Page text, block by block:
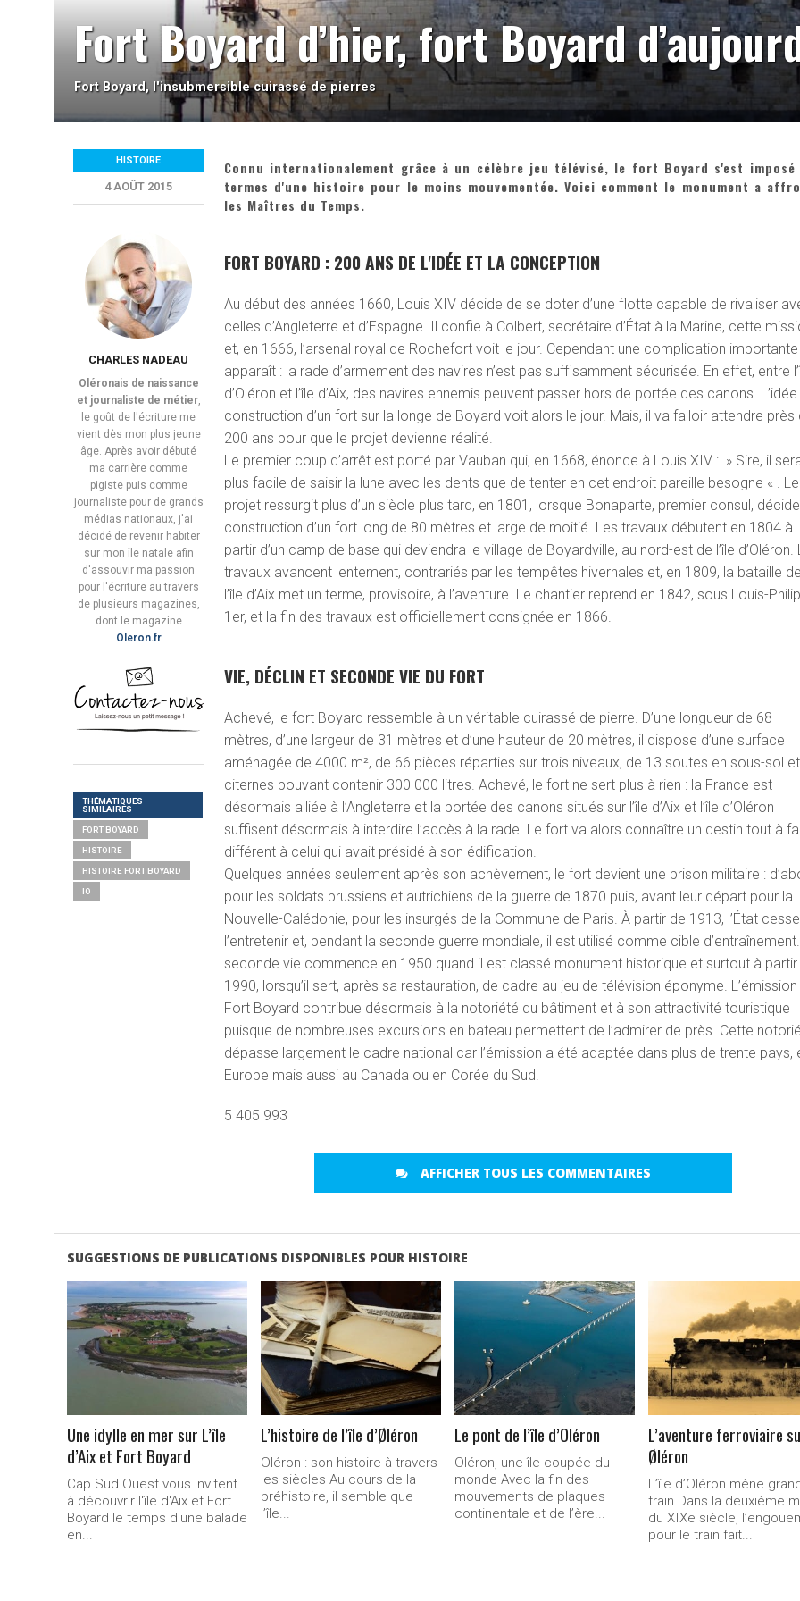
Fort Boyard d’hier, fort Boyard
Fort Boyard, l'insubmersible cuirassé de pierres
Connu internationalement grâce à un célèbre jeu télévisé, le fort Boyard s'est imposé
termes d'une histoire pour le moins mouvementée. Voici comment le monument a
les Maîtres du Temps.
FORT BOYARD : 200 ANS DE L'IDÉE ET LA CONCEPTION
Au début des années 1660, Louis XIV décide de se doter d’une flotte capable de rivaliser
celles d’Angleterre et d’Espagne. Il confie à Colbert, secrétaire d’État à la Marine, cette
et, en 1666, l’arsenal royal de Rochefort voit le jour. Cependant une complication importante
apparaît : la rade d’armement des navires n’est pas suffisamment sécurisée. En effet, entre
d’Oléron et l’île d’Aix, des navires ennemis peuvent passer hors de portée des canons.
construction d’un fort sur la longe de Boyard voit alors le jour. Mais, il va falloir attendre près
200 ans pour que le projet devienne réalité.
Le premier coup d’arrêt est porté par Vauban qui, en 1668, énonce à Louis XIV : » Sire, il
plus facile de saisir la lune avec les dents que de tenter en cet endroit pareille besogne « . Le
projet ressurgit plus d’un siècle plus tard, en 1801, lorsque Bonaparte, premier consul,
construction d’un fort long de 80 mètres et large de moitié. Les travaux débutent en 1804 à
partir d’un camp de base qui deviendra le village de Boyardville, au nord-est de l’île d’Oléron.
travaux avancent lentement, contrariés par les tempêtes hivernales et, en 1809, la bataille de
l’île d’Aix met un terme, provisoire, à l’aventure. Le chantier reprend en 1842, sous Louis-
1 er, et la fin des travaux est officiellement consignée en 1866.
VIE, DÉCLIN ET SECONDE VIE DU FORT
Achevé, le fort Boyard ressemble à un véritable cuirassé de pierre. D’une longueur de 68
mètres, d’une largeur de 31 mètres et d’une hauteur de 20 mètres, il dispose d’une surface
aménagée de 4000 m², de 66 pièces réparties sur trois niveaux, de 13 soutes en sous-sol
citernes pouvant contenir 300 000 litres. Achevé, le fort ne sert plus à rien : la France est
désormais alliée à l’Angleterre et la portée des canons situés sur l’île d’Aix et l’île d’Oléron
suffisent désormais à interdire l’accès à la rade. Le fort va alors connaître un destin tout à
différent à celui qui avait présidé à son édification.
Quelques années seulement après son achèvement, le fort devient une prison militaire :
pour les soldats prussiens et autrichiens de la guerre de 1870 puis, avant leur départ pour la
Nouvelle-Calédonie, pour les insurgés de la Commune de Paris. À partir de 1913, l’État
l’entretenir et, pendant la seconde guerre mondiale, il est utilisé comme cible
seconde vie commence en 1950 quand il est classé monument historique et surtout à partir
1990, lorsqu’il sert, après sa restauration, de cadre au jeu de télévision éponyme. L’émission
Fort Boyard contribue désormais à la notoriété du bâtiment et à son attractivité touristique
puisque de nombreuses excursions en bateau permettent de l’admirer de près. Cette
dépasse largement le cadre national car l’émission a été adaptée dans plus de trente pays,
Europe mais aussi au Canada ou en Corée du Sud.
5 405 993
AFFICHER TOUS LES COMMENTAIRES
HISTOIRE
4 AOÛT 2015
CHARLES NADEAU
Oléronais de naissance
et journaliste de métier,
le goût de l'écriture me
vient dès mon plus jeune
âge. Après avoir débuté
ma carrière comme
pigiste puis comme
journaliste pour de grands
médias nationaux, j'ai
décidé de revenir habiter
sur mon île natale afin
d'assouvir ma passion
pour l'écriture au travers
de plusieurs magazines,
dont le magazine
Oleron.fr
THÉMATIQUES
SIMILAIRES
FORT BOYARD
HISTOIRE
HISTOIRE FORT BOYARD
IO
SUGGESTIONS DE PUBLICATIONS DISPONIBLES POUR HISTOIRE
LIRE LA
SUITE...
Une idylle en mer sur L’île
d’Aix et Fort Boyard
Cap Sud Ouest vous invitent
à découvrir l'île d'Aix et Fort
Boyard le temps d'une balade
en...
LIRE LA
SUITE...
L’histoire de l’île d’Øléron
Oléron : son histoire à travers
les siècles Au cours de la
préhistoire, il semble que
l’île...
LIRE LA
SUITE...
Le pont de l’île d’Oléron
Oléron, une île coupée du
monde Avec la fin des
mouvements de plaques
continentale et de l’ère...
LIRE LA
SUITE...
L’aventure ferroviaire
Øléron
L’île d’Oléron mène
train Dans la deuxième
du XIXe siècle,
pour le train fait...